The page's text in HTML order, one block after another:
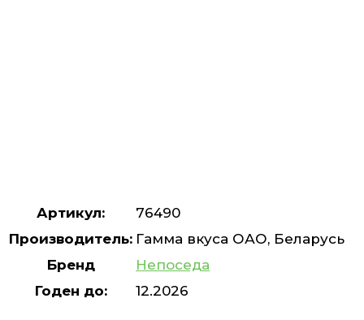
Артикул:
76490
Производитель: Гамма вкуса ОАО, Беларусь
Бренд
Непоседа
Годен до:
12.2026